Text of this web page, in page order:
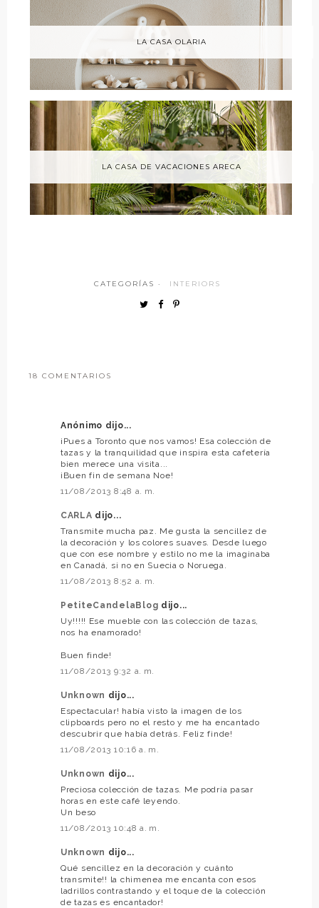
LA CASA OLARIA
LA CASA DE VACACIONES ARECA
CATEGORÍAS · INTERIORS
18 COMENTARIOS
Anónimo dijo...
¡Pues a Toronto que nos vamos! Esa colección de
tazas y la tranquilidad que inspira esta cafetería
bien merece una visita...
¡Buen fin de semana Noe!
11/08/2013 8:48 a. m.
CARLA dijo...
Transmite mucha paz. Me gusta la sencillez de
la decoración y los colores suaves. Desde luego
que con ese nombre y estilo no me la imaginaba
en Canadá, si no en Suecia o Noruega.
11/08/2013 8:52 a. m.
PetiteCandelaBlog dijo...
Uy!!!!! Ese mueble con las colección de tazas,
nos ha enamorado!
Buen finde!
11/08/2013 9:32 a. m.
Unknown dijo...
Espectacular! había visto la imagen de los
clipboards pero no el resto y me ha encantado
descubrir que había detrás. Feliz finde!
11/08/2013 10:16 a. m.
Unknown dijo...
Preciosa colección de tazas. Me podría pasar
horas en este café leyendo.
Un beso
11/08/2013 10:48 a. m.
Unknown dijo...
Qué sencillez en la decoración y cuánto
transmite!! la chimenea me encanta con esos
ladrillos contrastando y el toque de la colección
de tazas es encantador!